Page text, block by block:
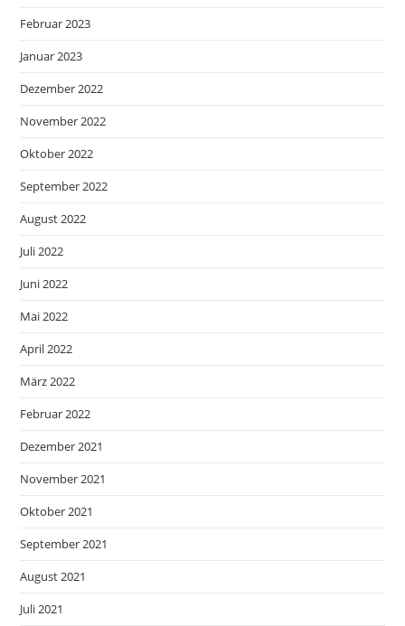
Februar 2023
Januar 2023
Dezember 2022
November 2022
Oktober 2022
September 2022
August 2022
Juli 2022
Juni 2022
Mai 2022
April 2022
März 2022
Februar 2022
Dezember 2021
November 2021
Oktober 2021
September 2021
August 2021
Juli 2021